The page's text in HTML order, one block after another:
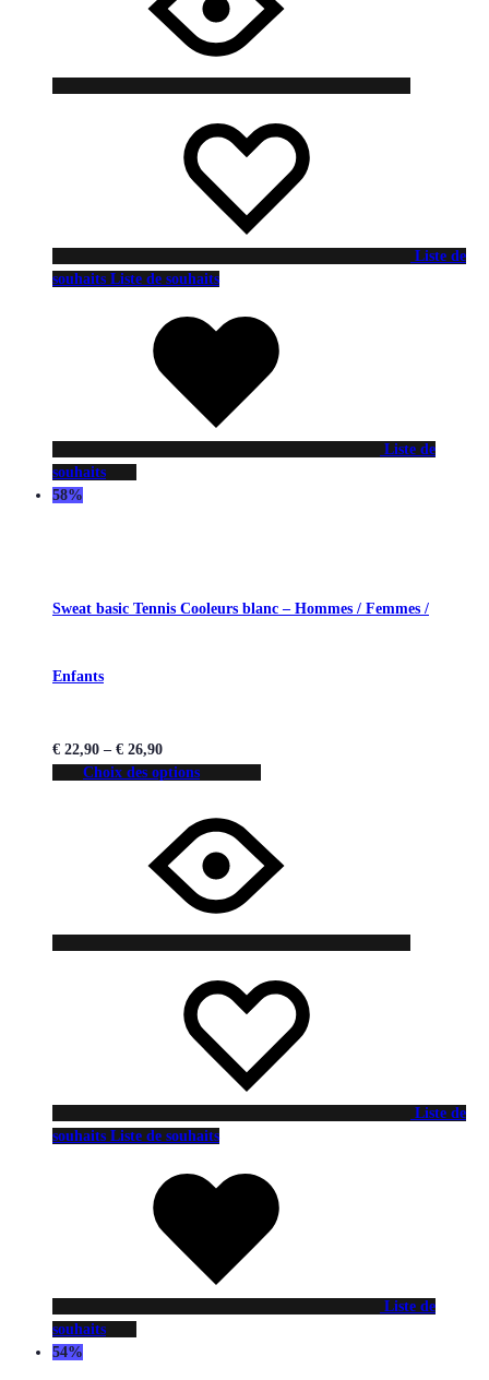
Liste de
souhaits Liste de souhaits
Liste de
souhaits
58%
Sweat basic Tennis Cooleurs blanc – Hommes / Femmes /
Enfants
€ 22,90 – € 26,90
Choix des options
Liste de
souhaits Liste de souhaits
Liste de
souhaits
54%